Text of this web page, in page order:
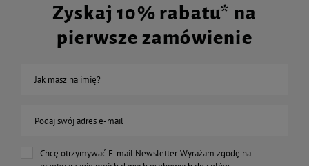
Zyskaj 10% rabatu* na
pierwsze zamówienie
Jak masz na imię?
Podaj swój adres e-mail
Chcę otrzymywać E-mail Newsletter. Wyrażam zgodę na